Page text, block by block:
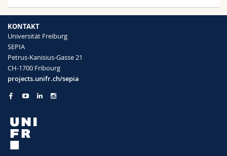
KONTAKT
Universität Freiburg
SEPIA
Petrus-Kanisius-Gasse 21
CH-1700 Fribourg
projects.unifr.ch/sepia